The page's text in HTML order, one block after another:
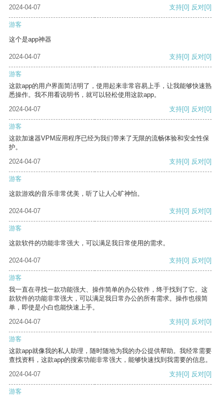
2024-04-07 支持[0] 反对[0]
游客
这个是app神器
2024-04-07 支持[0] 反对[0]
游客
这款app的用户界面简洁明了，使用起来非常容易上手，让我能够快速熟
悉操作。我不用看说明书，就可以轻松使用这款app。
2024-04-07
支持[0] 反对[0]
游客
这款加速器VPM应用程序已经为我们带来了无限的流畅体验和安全性保
护。
2024-04-07
支持[0] 反对[0]
游客
这款游戏的音乐非常优美，听了让人心旷神怡。
2024-04-07 支持[0] 反对[0]
游客
这款软件的功能非常强大，可以满足我日常使用的需求。
2024-04-07 支持[0] 反对[0]
游客
我一直在寻找一款功能强大、操作简单的办公软件，终于找到了它。这
款软件的功能非常强大，可以满足我日常办公的所有需求。操作也很简
单，即使是小白也能快速上手。
2024-04-07
支持[0] 反对[0]
游客
这款app就像我的私人助理，随时随地为我的办公提供帮助。我经常需要
查找资料，这款app的搜索功能非常强大，能够快速找到我需要的信息。
2024-04-07
支持[0] 反对[0]
游客